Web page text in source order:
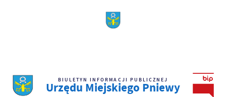
BIULETYN INFORMACJI PUBLICZNEJ
Urzędu Miejskiego Pniewy